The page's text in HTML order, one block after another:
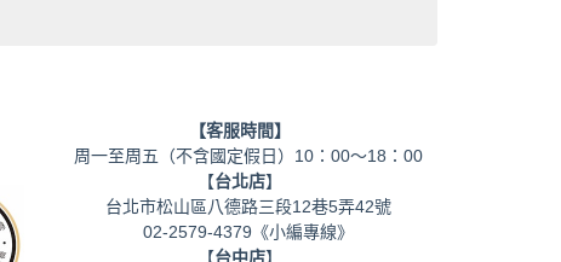
【客服時間】
周一至周五（不含國定假日）10：00～18：00
【台北店】
台北市松山區八德路三段12巷5弄42號
02-2579-4379《小編專線》
【台中店】